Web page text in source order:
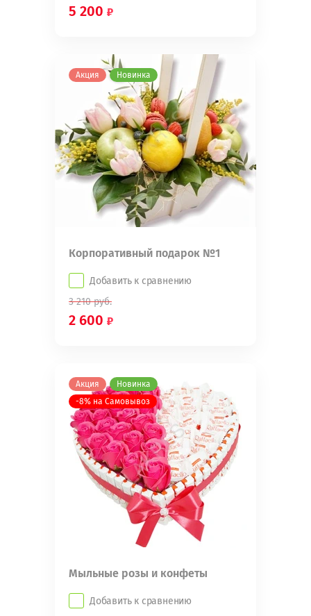
5 200
Акция Новинка
Корпоративный подарок №1
Добавить к сравнению
3 210руб.
2 600
Акция
Новинка
-8% на Самовывоз
Мыльные розы и конфеты
Добавить к сравнению